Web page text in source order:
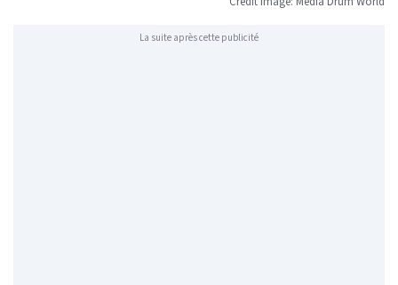
La suite après cette publicité